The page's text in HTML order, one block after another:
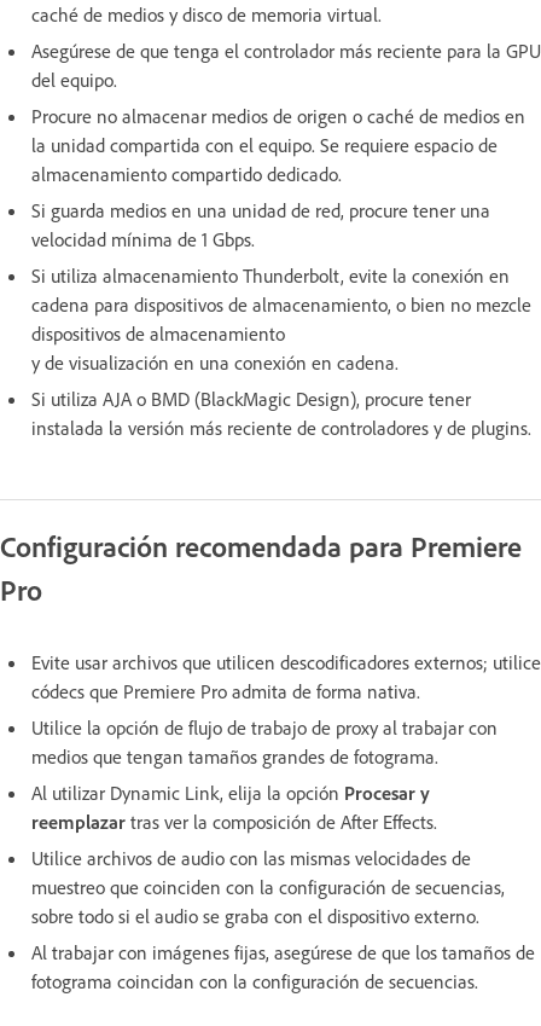
caché de medios y disco de memoria virtual.
Asegúrese de que tenga el controlador más reciente para la GPU
del equipo.
Procure no almacenar medios de origen o caché de medios en
la unidad compartida con el equipo. Se requiere espacio de
almacenamiento compartido dedicado.
Si guarda medios en una unidad de red, procure tener una
velocidad mínima de 1 Gbps.
Si utiliza almacenamiento Thunderbolt, evite la conexión en
cadena para dispositivos de almacenamiento, o bien no mezcle
dispositivos de almacenamiento
y de visualización en una conexión en cadena.
Si utiliza AJA o BMD (BlackMagic Design), procure tener
instalada la versión más reciente de controladores y de plugins.
Configuración recomendada para Premiere
Pro
Evite usar archivos que utilicen descodificadores externos; utilice
códecs que Premiere Pro admita de forma nativa.
Utilice la opción de flujo de trabajo de proxy al trabajar con
medios que tengan tamaños grandes de fotograma.
Al utilizar Dynamic Link, elija la opción Procesar y
reemplazar tras ver la composición de After Effects.
Utilice archivos de audio con las mismas velocidades de
muestreo que coinciden con la configuración de secuencias,
sobre todo si el audio se graba con el dispositivo externo.
Al trabajar con imágenes fijas, asegúrese de que los tamaños de
fotograma coincidan con la configuración de secuencias.